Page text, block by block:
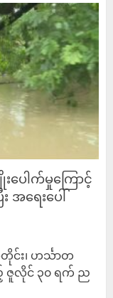
ပေါက်မှုကြောင့်
အရေးပေါ်
း၊ ဟင်္သာတ
ဇူလိုင် ၃၀ ရက် ည